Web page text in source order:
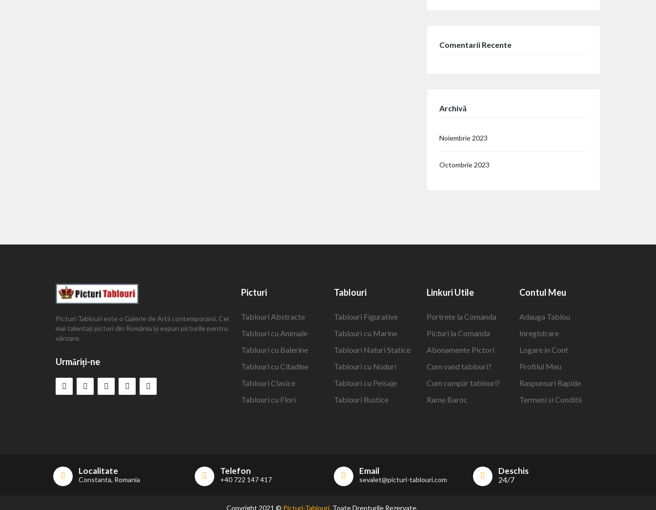
Comentarii Recente
Archivă
Noiembrie 2023
Octombrie 2023
Picturi-Tablouri este o Galerie de Artă contemporană. Cei
mai talentați pictori din România își expun picturile pentru
vânzare.
Urmăriți-ne
Picturi
Tablouri Abstracte
Tablouri cu Animale
Tablouri cu Balerine
Tablouri cu Citadine
Tablouri Clasice
Tablouri cu Flori
Tablouri
Tablouri Figurative
Tablouri cu Marine
Tablouri Naturi Statice
Tablouri cu Nuduri
Tablouri cu Peisaje
Tablouri Rustice
Linkuri Utile
Portrete la Comanda
Picturi la Comanda
Abonamente Pictori
Cum vand tablouri?
Cum cumpăr tablouri?
Rame Baroc
Contul Meu
Adauga Tablou
Inregistrare
Logare in Cont
Profilul Meu
Raspunsuri Rapide
Termeni si Conditii
Localitate
Constanta, Romania
Telefon
+40 722 147 417
Email
sevalet@picturi-tablouri.com
Deschis
24/7
Copyright 2021 © Picturi-Tablouri, Toate Drepturile Rezervate.